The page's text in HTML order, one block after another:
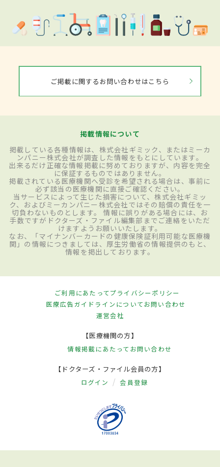
ご掲載に関するお問い合わせはこちら
掲載情報について
掲載している各種情報は、株式会社ギミック、またはミーカ
ンパニー株式会社が調査した情報をもとにしています。
出来るだけ正確な情報掲載に努めておりますが、内容を完全
に保証するものではありません。
掲載されている医療機関へ受診を希望される場合は、事前に
必ず該当の医療機関に直接ご確認ください。
当サービスによって生じた損害について、株式会社ギミッ
ク、およびミーカンパニー株式会社ではその賠償の責任を一
切負わないものとします。 情報に誤りがある場合には、お
手数ですがドクターズ・ファイル編集部までご連絡をいただ
けますようお願いいたします。
なお、「マイナンバーカードの健康保険証利用可能な医療機
関」の情報につきましては、厚生労働省の情報提供のもと、
情報を掲出しております。
ご利用にあたってプライバシーポリシー
医療広告ガイドラインについてお問い合わせ
運営会社
【医療機関の方】
情報掲載にあたって お問い合わせ
【ドクターズ・ファイル会員の方】
ログイン 会員登録